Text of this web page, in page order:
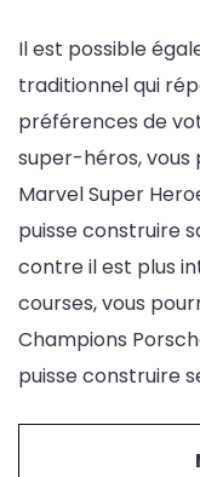
Il est possible
traditionnel qui
préférences de
super-héros, vous
Marvel Super
puisse construire
contre il est plus
courses, vous
Champions
puisse construire